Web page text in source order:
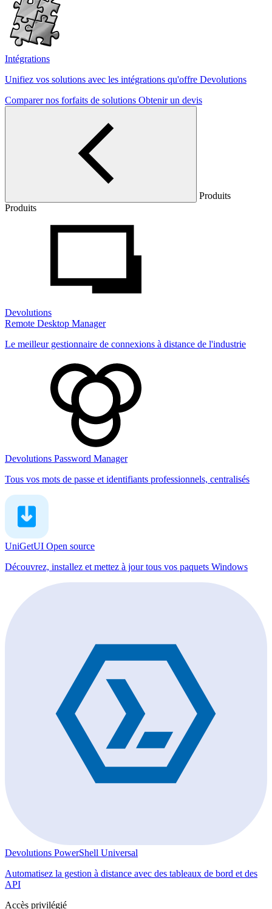
Intégrations
Unifiez vos solutions avec les intégrations qu'offre Devolutions
Comparer nos forfaits de solutions Obtenir un devis
Produits
Produits
Devolutions
Remote Desktop Manager
Le meilleur gestionnaire de connexions à distance de l'industrie
Devolutions Password Manager
Tous vos mots de passe et identifiants professionnels, centralisés
UniGetUI Open source
Découvrez, installez et mettez à jour tous vos paquets Windows
Devolutions PowerShell Universal
Automatisez la gestion à distance avec des tableaux de bord et des
API
Accès privilégié